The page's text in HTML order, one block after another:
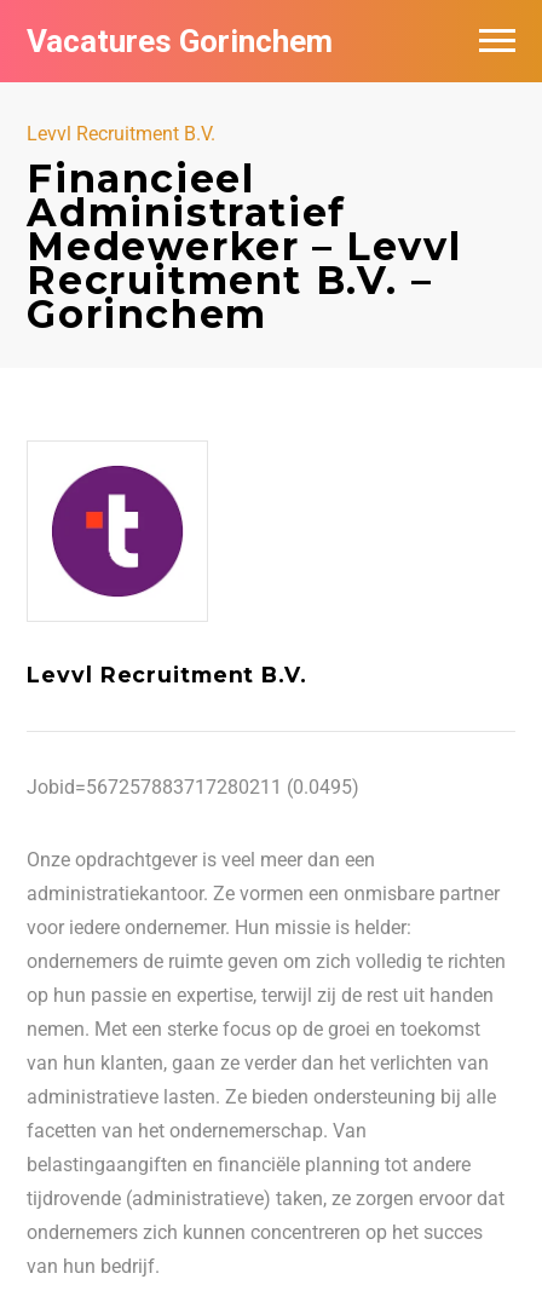
Vacatures Gorinchem
Levvl Recruitment B.V.
Financieel
Administratief
Medewerker – Levvl
Recruitment B.V. –
Gorinchem
Levvl Recruitment B.V.
Jobid=567257883717280211 (0.0495)
Onze opdrachtgever is veel meer dan een
administratiekantoor. Ze vormen een onmisbare partner
voor iedere ondernemer. Hun missie is helder:
ondernemers de ruimte geven om zich volledig te richten
op hun passie en expertise, terwijl zij de rest uit handen
nemen. Met een sterke focus op de groei en toekomst
van hun klanten, gaan ze verder dan het verlichten van
administratieve lasten. Ze bieden ondersteuning bij alle
facetten van het ondernemerschap. Van
belastingaangiften en financiële planning tot andere
tijdrovende (administratieve) taken, ze zorgen ervoor dat
ondernemers zich kunnen concentreren op het succes
van hun bedrijf.
Vacatures bij bedrijven in Gorinchem
Nieuwsbrief feed